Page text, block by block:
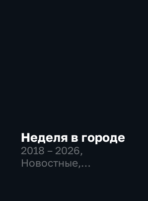
Неделя в городе
2018 – 2026,
Новостные,